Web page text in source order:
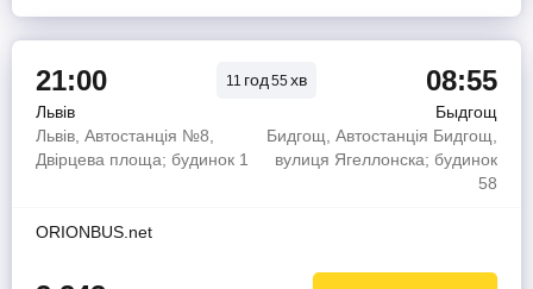
21:00 11 год55хв 08:55
Львів
Быдгощ
Львів, Автостанція №8,
Двірцева площа; будинок 1
Бидгощ, Автостанція Бидгощ,
вулиця Ягеллонска; будинок
58
ORIONBUS.net